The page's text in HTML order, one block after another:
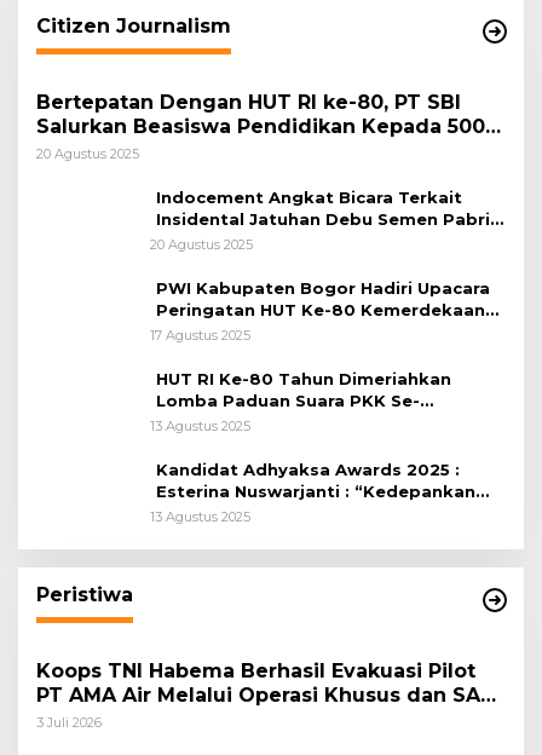
Citizen Journalism
Bertepatan Dengan HUT RI ke-80, PT SBI
Salurkan Beasiswa Pendidikan Kepada 500
Pelajar
20 Agustus 2025
Indocement Angkat Bicara Terkait
Insidental Jatuhan Debu Semen Pabrik
Citeureup
20 Agustus 2025
PWI Kabupaten Bogor Hadiri Upacara
Peringatan HUT Ke-80 Kemerdekaan
RI, di Lapangan Tegar Beriman
17 Agustus 2025
HUT RI Ke-80 Tahun Dimeriahkan
Lomba Paduan Suara PKK Se-
Kabupaten Bogor
13 Agustus 2025
Kandidat Adhyaksa Awards 2025 :
Esterina Nuswarjanti : “Kedepankan
Keadilan Restoratif Wujudkan
13 Agustus 2025
Peristiwa
Koops TNI Habema Berhasil Evakuasi Pilot
PT AMA Air Melalui Operasi Khusus dan SAR
Taktis
3 Juli 2026